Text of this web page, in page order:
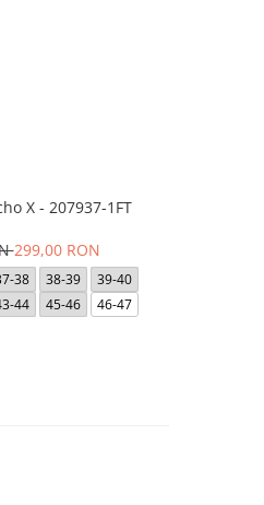
X - 207937-1FT
299,00 RON
38 38-39
39-40
44 45-46 46-47